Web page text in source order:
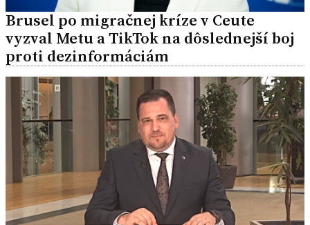
Brusel po migračnej kríze v Ceute
vyzval Metu a TikTok na dôslednejší boj
proti dezinformáciám